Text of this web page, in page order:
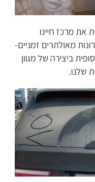
את מרכז חיינו
מאולתרים זמניים-
ביצירה של מגוון
שלנו.